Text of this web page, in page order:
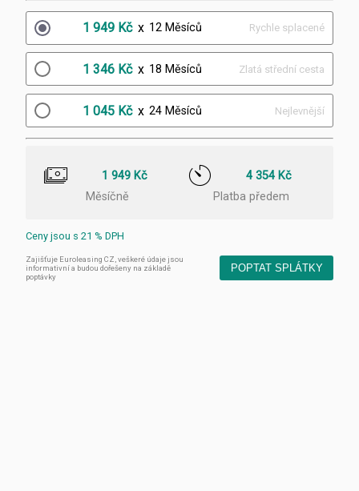
1 949 Kč x 12 Měsíců Rychle splacené
1 346 Kč x 18 Měsíců Zlatá střední cesta
1 045 Kč x 24 Měsíců Nejlevnější
1 949 Kč
Měsíčně
4 354 Kč
Platba předem
Ceny jsou s 21 % DPH
Zajišťuje Euroleasing CZ, veškeré údaje jsou
informativní a budou dořešeny na základě
poptávky
POPTAT SPLÁTKY